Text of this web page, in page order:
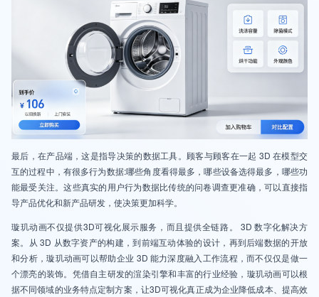
最后，在产品端，这是指导决策的数据工具。顾客与顾客在一起 3D 在模型交
互的过程中，有很多行为数据:哪些角度看得最多，哪些设备选得最多，哪些功
能最受关注。这些真实的用户行为数据比传统的问卷调查更准确，可以直接指
导产品优化和新产品研发，使决策更加科学。
璇玑动画不仅提供3D可视化展示服务，而且提供全链路。 3D 数字化解决方
案。从 3D 从数字资产的构建，到前端互动体验的设计，再到后端数据的开放
和分析，璇玑动画可以帮助企业 3D 能力深度融入工作流程，而不仅仅是做一
个漂亮的装饰。凭借自主研发的渲染引擎和丰富的行业经验，璇玑动画可以根
据不同领域的业务特点定制方案，让3D可视化真正成为企业降低成本、提高效